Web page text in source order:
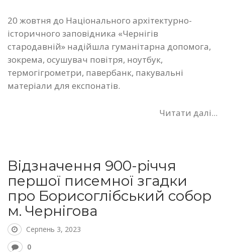
20 жовтня до Національного архітектурно-
історичного заповідника «Чернігів
стародавній» надійшла гуманітарна допомога,
зокрема, осушувач повітря, ноутбук,
термогігрометри, павербанк, пакувальні
матеріали для експонатів.
Читати далі...
Відзначення 900-річчя
першої писемної згадки
про Борисоглібський собор
м. Чернігова
Серпень 3, 2023
0